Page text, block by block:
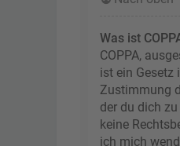
Was ist
COPPA,
ist ein Gesetz
Zustimmung
der du dich
keine
ich mich